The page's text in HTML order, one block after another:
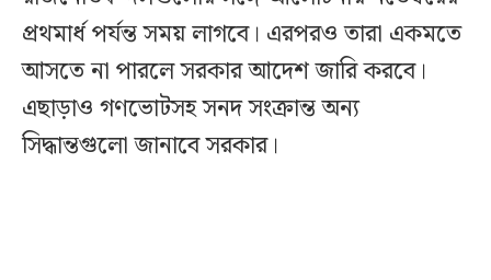
প্রথমার্ধ পর্যন্ত সময় লাগবে। এরপরও তারা একমতে
আসতে না পারলে সরকার আদেশ জারি করবে।
এছাড়াও গণভোটসহ সনদ সংক্রান্ত অন্য
সিদ্ধান্তগুলো জানাবে সরকার।